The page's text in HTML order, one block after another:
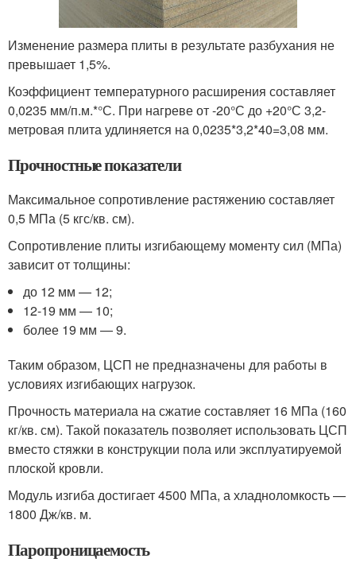
Изменение размера плиты в результате разбухания не
превышает 1,5%.
Коэффициент температурного расширения составляет
0,0235 мм/п.м.*°С. При нагреве от -20°С до +20°С 3,2-
метровая плита удлиняется на 0,0235*3,2*40=3,08 мм.
Прочностные показатели
Максимальное сопротивление растяжению составляет
0,5 МПа (5 кгс/кв. см).
Сопротивление плиты изгибающему моменту сил (МПа)
зависит от толщины:
до 12 мм — 12;
12-19 мм — 10;
более 19 мм — 9.
Таким образом, ЦСП не предназначены для работы в
условиях изгибающих нагрузок.
Прочность материала на сжатие составляет 16 МПа (160
кг/кв. см). Такой показатель позволяет использовать ЦСП
вместо стяжки в конструкции пола или эксплуатируемой
плоской кровли.
Модуль изгиба достигает 4500 МПа, а хладноломкость —
1800 Дж/кв. м.
Паропроницаемость